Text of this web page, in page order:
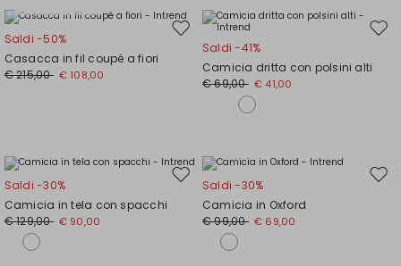
Sposta
nella
wishlist
Saldi -50%
Casacca in fil coupé a fiori
€ 215,00 € 108,00
Saldi -41%
Camicia dritta con polsini alti
€ 69,00 € 41,00
Sposta
wishlist
Saldi -30%
Camicia in tela con spacchi
€ 129,00 € 90,00
Saldi -30%
Camicia in Oxford
€ 99,00 € 69,00